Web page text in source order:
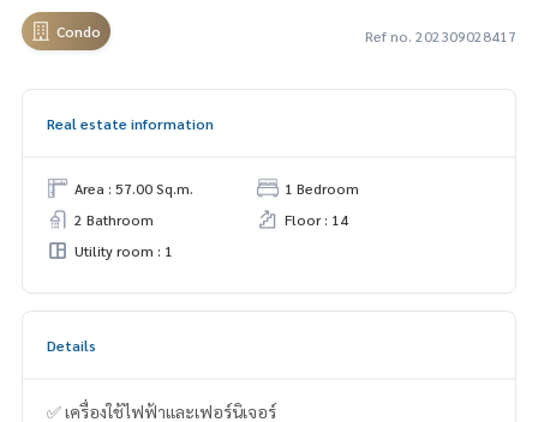
Condo Ref no. 202309028417
Real estate information
Area : 57.00 Sq.m.
1 Bedroom
2 Bathroom
Floor : 14
Utility room : 1
Details
✅ เครื่องใช้ไฟฟ้าและเฟอร์นิเจอร์